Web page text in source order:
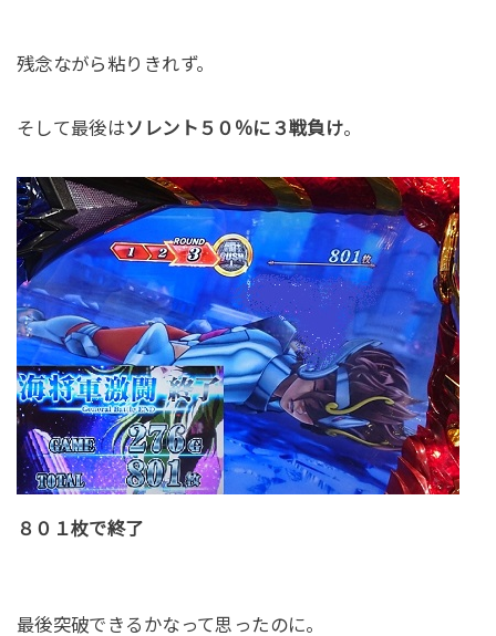
残念ながら粘りきれず。
そして最後はソレント５０％に３戦負け。
８０１枚で終了
最後突破できるかなって思ったのに。